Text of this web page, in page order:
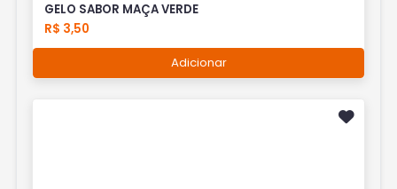
GELO SABOR MAÇA VERDE
R$ 3,50
Adicionar